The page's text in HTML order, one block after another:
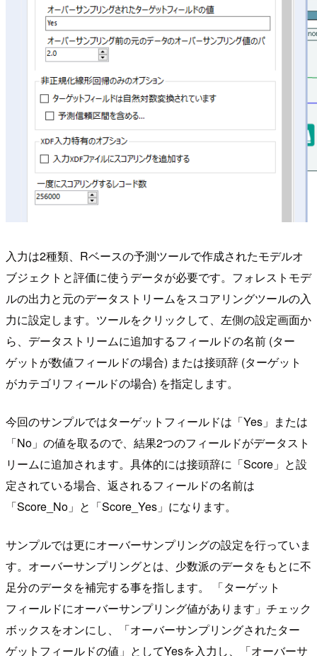
入力は2種類、Rベースの予測ツールで作成されたモデルオ
ブジェクトと評価に使うデータが必要です。フォレストモデ
ルの出力と元のデータストリームをスコアリングツールの入
力に設定します。ツールをクリックして、左側の設定画面か
ら、データストリームに追加するフィールドの名前 (ター
ゲットが数値フィールドの場合) または接頭辞 (ターゲット
がカテゴリフィールドの場合) を指定します。
今回のサンプルではターゲットフィールドは「Yes」または
「No」の値を取るので、結果2つのフィールドがデータスト
リームに追加されます。具体的には接頭辞に「Score」と設
定されている場合、返されるフィールドの名前は
「Score_No」と「Score_Yes」になります。
サンプルでは更にオーバーサンプリングの設定を行っていま
す。オーバーサンプリングとは、少数派のデータをもとに不
足分のデータを補完する事を指します。 「ターゲット
フィールドにオーバーサンプリング値があります」チェック
ボックスをオンにし、「オーバーサンプリングされたター
ゲットフィールドの値」としてYesを入力し、「オーバーサ